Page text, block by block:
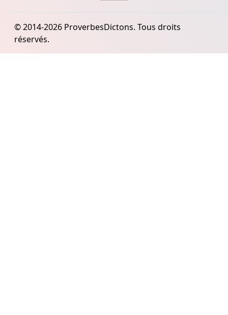
© 2014-2026 ProverbesDictons. Tous droits
réservés.